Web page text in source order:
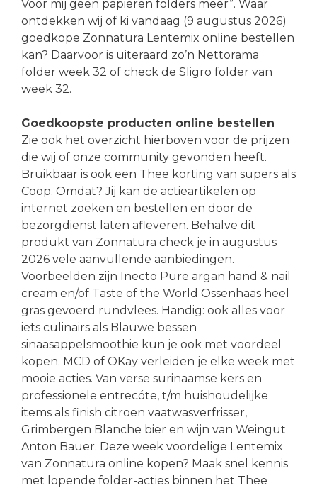
Voor mij geen papieren folders meer”. Waar
ontdekken wij of ki vandaag (9 augustus 2026)
goedkope Zonnatura Lentemix online bestellen
kan? Daarvoor is uiteraard zo’n Nettorama
folder week 32 of check de Sligro folder van
week 32.
Goedkoopste producten online bestellen
Zie ook het overzicht hierboven voor de prijzen
die wij of onze community gevonden heeft.
Bruikbaar is ook een Thee korting van supers als
Coop. Omdat? Jij kan de actieartikelen op
internet zoeken en bestellen en door de
bezorgdienst laten afleveren. Behalve dit
produkt van Zonnatura check je in augustus
2026 vele aanvullende aanbiedingen.
Voorbeelden zijn Inecto Pure argan hand & nail
cream en/of Taste of the World Ossenhaas heel
gras gevoerd rundvlees. Handig: ook alles voor
iets culinairs als Blauwe bessen
sinaasappelsmoothie kun je ook met voordeel
kopen. MCD of OKay verleiden je elke week met
mooie acties. Van verse surinaamse kers en
professionele entrecóte, t/m huishoudelijke
items als finish citroen vaatwasverfrisser,
Grimbergen Blanche bier en wijn van Weingut
Anton Bauer. Deze week voordelige Lentemix
van Zonnatura online kopen? Maak snel kennis
met lopende folder-acties binnen het Thee